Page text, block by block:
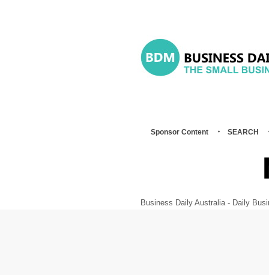
Sponsor Content SEARCH
Business Daily Australia - Daily